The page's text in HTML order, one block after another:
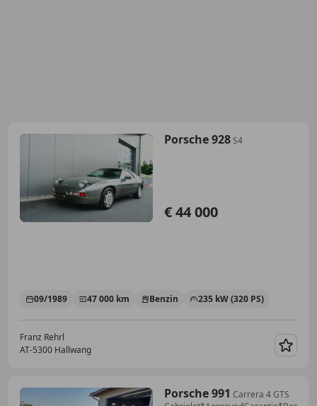
Porsche 928S4
€ 44 000
09/1989 47 000 km Benzin 235 kW (320 PS)
Franz Rehrl
AT-5300 Hallwang
Porsche 991 Carrera 4 GTS